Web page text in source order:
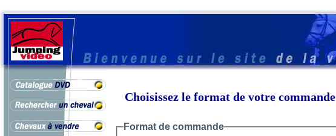
Choisissez le format de votre commande
Format de commande